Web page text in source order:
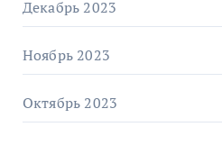
Декабрь 2023
Ноябрь 2023
Октябрь 2023